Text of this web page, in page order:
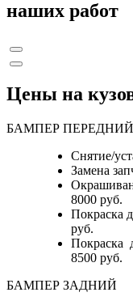
наших работ
Цены на
БАМПЕР ПЕРЕДНИЙ
Снятие/
Замена
8000 руб.
Покраска
руб.
Покраска
8500 руб.
БАМПЕР ЗАДНИЙ